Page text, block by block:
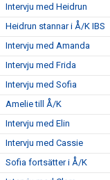
Intervju med Heidrun
Heidrun stannar i Å/K IBS
Intervju med Amanda
Intervju med Frida
Intervju med Sofia
Amelie till Å/K
Intervju med Elin
Intervju med Cassie
Sofia fortsätter i Å/K